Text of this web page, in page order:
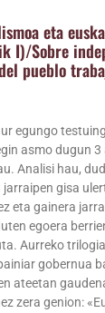
eta
I)/Sobre
pue­blo
egun­go
asmo dugun
Ana­li­si hau,
gisa
eta gai­ne­ra
egoe­ra
Aurre­ko
gober­nua
atee­tan
zera genion: